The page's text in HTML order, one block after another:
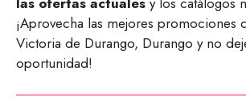
¡Aprovecha las mejores promociones
Victoria de Durango, Durango y no
oportunidad!